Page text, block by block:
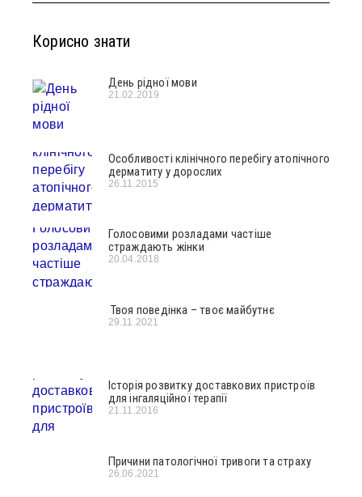
Корисно знати
День рідної мови
21.02.2019
Особливості клінічного перебігу атопічного
дерматиту у дорослих
26.11.2015
Голосовими розладами частіше
страждають жінки
20.04.2018
Твоя поведінка – твоє майбутнє
29.11.2021
Історія розвитку доставкових пристроїв
для інгаляційної терапії
21.11.2016
Причини патологічної тривоги та страху
26.06.2021